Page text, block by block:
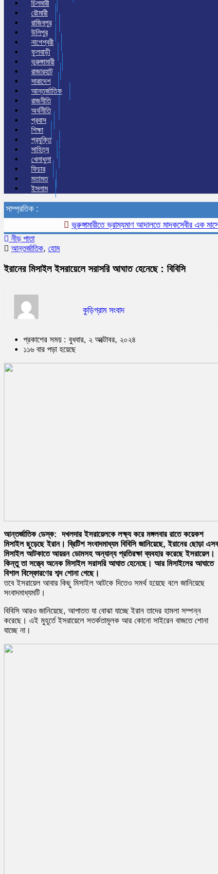
চিলমারী
রৌমারী
রাজিবপুর
উলিপুর
নাগেশ্বরী
ফুলবাড়ী
ভুরুঙ্গামারী
রাজারহাট
সারাদেশ
আন্তর্জাতিক
রাজনীতি
অর্থনীতি
প্রবাস
শিক্ষা
প্রযুক্তি
সাহিত্য
খেলাধুলা
ফিচার
মতামত
ইসলাম
সাম্প্রতিক :
ভূরুঙ্গামারীতে ভ্রাম্যমাণ আদালতে মাদকসেবীর এক মাসের
নীড় পাতা
আন্তর্জাতিক, হোম
ইরানের মিসাইল ইসরায়েলে সরাসরি আঘাত হেনেছে : বিবিসি
কুড়িগ্রাম সংবাদ
প্রকাশের সময় : বুধবার, ২ অক্টোবর, ২০২৪
১১৬ বার পড়া হয়েছে
আন্তর্জাতিক ডেস্ক: দখলদার ইসরায়েলকে লক্ষ্য করে মঙ্গলবার রাতে কয়েকশ
মিসাইল ছুড়েছে ইরান। ব্রিটিশ সংবাদমাধ্যম বিবিসি জানিয়েছে, ইরানের ছোড়া এসব
মিসাইল আটকাতে আয়রন ডোমসহ অন্যান্য প্রতিরক্ষা ব্যবহার করেছে ইসরায়েল।
কিন্তু তা সত্ত্বে অনেক মিসাইল সরাসরি আঘাত হেনেছে। আর মিসাইলের আঘাতে
বিশাল বিস্ফোরণের শব্দ শোনা গেছে।
তবে ইসরায়েল আবার কিছু মিসাইল আটকে দিতেও সমর্থ হয়েছে বলে জানিয়েছে
সংবাদমাধ্যমটি।
বিবিসি আরও জানিয়েছে, আপাতত যা বোঝা যাচ্ছে ইরান তাদের হামলা সম্পন্ন
করেছে। এই মুহূর্তে ইসরায়েলে সতর্কতামূলক আর কোনো সাইরেন বাজতে শোনা
যাচ্ছে না।